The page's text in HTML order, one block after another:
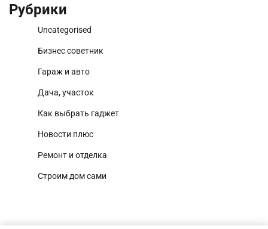
Рубрики
Uncategorised
Бизнес советник
Гараж и авто
Дача, участок
Как выбрать гаджет
Новости плюс
Ремонт и отделка
Строим дом сами